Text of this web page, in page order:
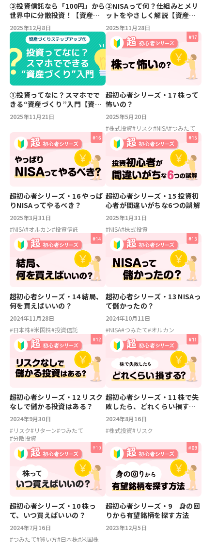
③投資信託なら「100円」から
世界中に分散投資！【資産づ
くりステップアップ】
2025年12月8日
②NISAって何？仕組みとメリ
ットをやさしく解説【資産づ
くりステップアップ】
2025年11月28日
①投資ってなに？スマホでで
きる“資産づくり”入門【資産
づくりステップアップ】
2025年11月21日
超初心者シリーズ・17 株って
怖いの？
2025年5月20日
#株式投資#リスク#NISA#つみたて
超初心者シリーズ・16 やっぱ
りNISAってやるべき？
2025年3月31日
#NISA#オルカン#投資信託
超初心者シリーズ・15 投資初
心者が間違いがちな6つの誤解
2025年1月31日
#NISA#株式投資
超初心者シリーズ・14 結局、
何を買えばいいの？
2024年11月28日
#日本株#米国株#投資信託
超初心者シリーズ・13 NISAっ
て儲かったの？
2024年10月11日
#NISA#つみたて#オルカン
超初心者シリーズ・12 リスク
なしで儲かる投資はある？
2024年9月30日
#リスク#リターン#つみたて
#分散投資
超初心者シリーズ・11 株で失
敗したら、どれくらい損す
る？
2024年8月16日
#株式投資#リスク
超初心者シリーズ・10 株っ
て、いつ買えばいいの？
2024年7月16日
#つみたて#買い方#日本株#米国株
超初心者シリーズ・9 身の回
りから有望銘柄を探す方法
2023年12月5日